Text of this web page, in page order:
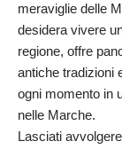
meraviglie delle
desidera vivere
regione, offre
antiche tradizioni
ogni momento in
nelle Marche.
Lasciati